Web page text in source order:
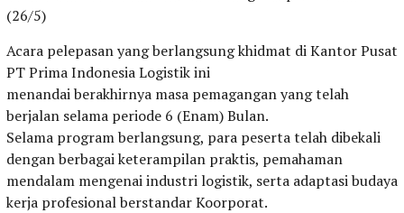
(26/5)
Acara pelepasan yang berlangsung khidmat di Kantor Pusat
PT Prima Indonesia Logistik ini
menandai berakhirnya masa pemagangan yang telah
berjalan selama periode 6 (Enam) Bulan.
Selama program berlangsung, para peserta telah dibekali
dengan berbagai keterampilan praktis, pemahaman
mendalam mengenai industri logistik, serta adaptasi budaya
kerja profesional berstandar Koorporat.